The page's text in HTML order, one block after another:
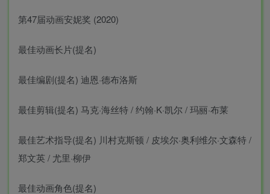
第47届动画安妮奖 (2020)
最佳动画长片(提名)
最佳编剧(提名) 迪恩·德布洛斯
最佳剪辑(提名) 马克·海丝特 / 约翰·K·凯尔 / 玛丽·布莱
最佳艺术指导(提名) 川村克斯顿 / 皮埃尔·奥利维尔·文森特 /
郑文英 / 尤里·柳伊
最佳动画角色(提名)